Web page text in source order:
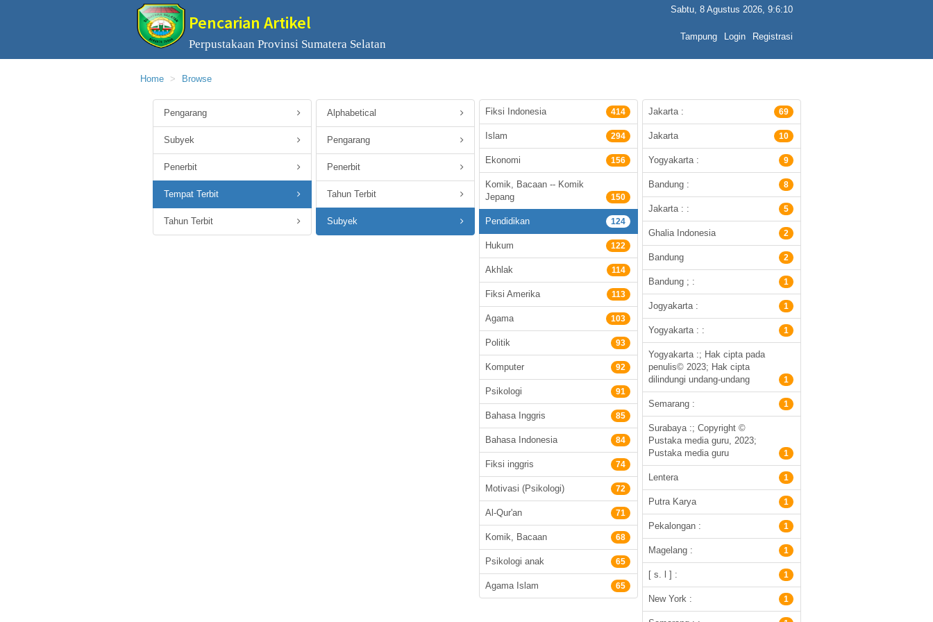
Pencarian Artikel
Perpustakaan Provinsi Sumatera Selatan
Sabtu, 8 Agustus 2026, 9:6:10
Tampung Login Registrasi
Home Browse
Pengarang
Subyek
Penerbit
Tempat Terbit
Tahun Terbit
Alphabetical
Pengarang
Penerbit
Tahun Terbit
Subyek
Fiksi Indonesia 414
Islam 294
Ekonomi 156
Komik, Bacaan -- Komik
Jepang
150
Pendidikan 124
Hukum 122
Akhlak 114
Fiksi Amerika 113
Agama 103
Politik 93
Komputer 92
Psikologi 91
Bahasa Inggris 85
Bahasa Indonesia 84
Fiksi inggris 74
Motivasi (Psikologi) 72
Al-Qur'an 71
Komik, Bacaan 68
Psikologi anak 65
Agama Islam 65
Jakarta : 69
Jakarta 10
Yogyakarta : 9
Bandung : 8
Jakarta : : 5
Ghalia Indonesia 2
Bandung 2
Bandung ; : 1
Jogyakarta : 1
Yogyakarta : : 1
Yogyakarta :; Hak cipta pada
penulis© 2023; Hak cipta
dilindungi undang-undang
1
Semarang : 1
Surabaya :; Copyright ©
Pustaka media guru, 2023;
Pustaka media guru
1
Lentera 1
Putra Karya 1
Pekalongan : 1
Magelang : 1
[ s. l ] : 1
New York : 1